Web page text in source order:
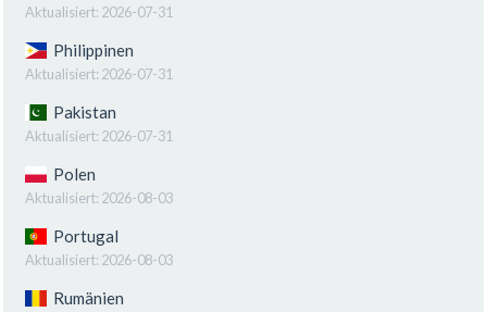
Aktualisiert: 2026-07-31
Philippinen
Aktualisiert: 2026-07-31
Pakistan
Aktualisiert: 2026-07-31
Polen
Aktualisiert: 2026-08-03
Portugal
Aktualisiert: 2026-08-03
Rumänien